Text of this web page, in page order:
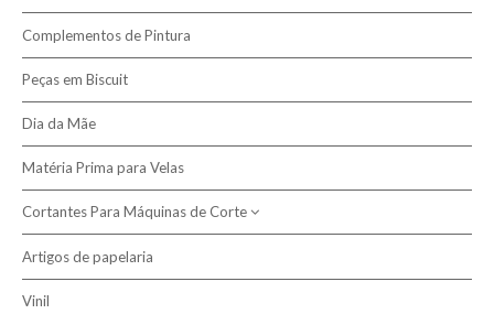
Presépio Biscuit
Complementos de Pintura
Peças em Biscuit
Dia da Mãe
Matéria Prima para Velas
Cortantes Para Máquinas de Corte
Cortantes de Caixas
Artigos de papelaria
Vinil